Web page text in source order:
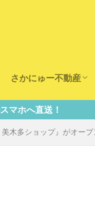
かけ
園
康い事
育い事
さかにゅー不動産
住宅
リフォーム
木多ショップ』がオープ